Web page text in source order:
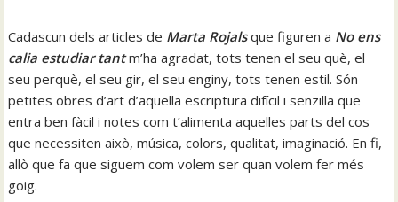
Cadascun dels articles de Marta Rojalsque figuren a No ens
calia estudiar tantm’ha agradat, tots tenen el seu què, el
seu perquè, el seu gir, el seu enginy, tots tenen estil. Són
petites obres d’art d’aquella escriptura difícil i senzilla que
entra ben fàcil i notes com t’alimenta aquelles parts del cos
que necessiten això, música, colors, qualitat, imaginació. En fi,
allò que fa que siguem com volem ser quan volem fer més
goig.